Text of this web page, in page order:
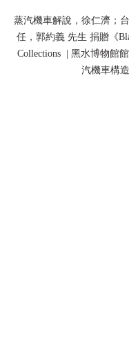
蒸汽機車解說，徐仁濟；
任，郭約義 先生 捐贈《
Collections  | 黑水博物館
汽機車構